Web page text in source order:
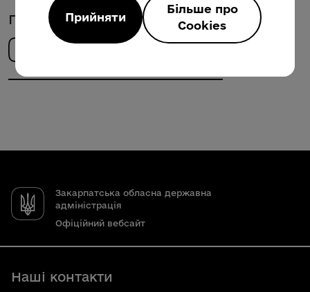
Поділитись новиною
Закарпатська обласна державна
адміністрація
Офіційний вебсайт
Наші контакти
Прийняти
Більше про
Cookies